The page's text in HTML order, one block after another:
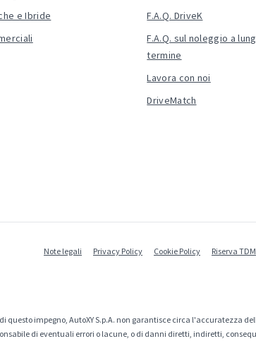
e Ibride
F.A.Q. DriveK
F.A.Q. sul noleggio a
termine
Lavora con noi
DriveMatch
Note legali Privacy Policy Cookie Policy Riserva TDM
impegno, AutoXY S.p.A. non garantisce circa l'accuratezza
di eventuali errori o lacune, o di danni diretti, indiretti,